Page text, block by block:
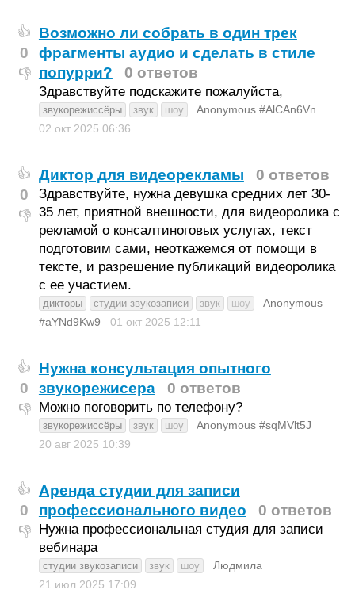
👍
0
👎
Возможно ли собрать в один трек
фрагменты аудио и сделать в стиле
попурри?
0 ответов
Здравствуйте подскажите пожалуйста,
звукорежиссёры звук шоу
Anonymous #AlCAn6Vn
02 окт 2025 06:36
👍
0
👎
Диктор для видеорекламы 0 ответов
Здравствуйте, нужна девушка средних лет 30-
35 лет, приятной внешности, для видеоролика с
рекламой о консалтиноговых услугах, текст
подготовим сами, неоткажемся от помощи в
тексте, и разрешение публикаций видеоролика
с ее участием.
дикторы студии звукозаписи звук шоу
Anonymous
#aYNd9Kw9
01 окт 2025 12:11
👍
0
👎
Нужна консультация опытного
звукорежисера
0 ответов
Можно поговорить по телефону?
звукорежиссёры звук шоу
Anonymous #sqMVlt5J
20 авг 2025 10:39
👍
0
👎
Аренда студии для записи
профессионального видео
0 ответов
Нужна профессиональная студия для записи
вебинара
студии звукозаписи звук шоу
Людмила
21 июл 2025 17:09